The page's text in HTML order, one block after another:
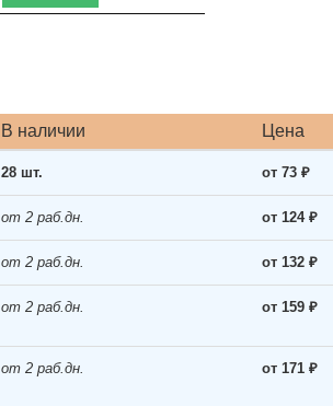
В наличии Цена
28 шт. от 73 ₽
от 2 раб.дн. от 124 ₽
от 2 раб.дн. от 132 ₽
от 2 раб.дн. от 159 ₽
от 2 раб.дн. от 171 ₽